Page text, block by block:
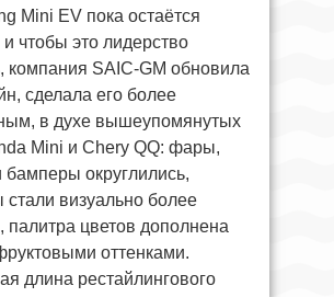
Mini EV пока остаётся
чтобы это лидерство
компания SAIC-GM обновила
сделала его более
в духе вышеупомянутых
Mini и Chery QQ: фары,
округлились,
стали визуально более
палитра цветов дополнена
оттенками.
длина рестайлингового